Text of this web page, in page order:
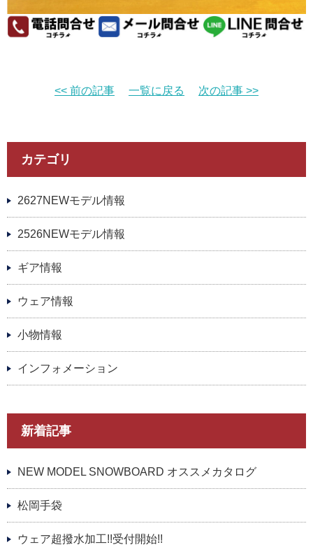
<< 前の記事 一覧に戻る 次の記事 >>
カテゴリ
2627NEWモデル情報
2526NEWモデル情報
ギア情報
ウェア情報
小物情報
インフォメーション
新着記事
NEW MODEL SNOWBOARD オススメカタログ
松岡手袋
ウェア超撥水加工!!受付開始!!